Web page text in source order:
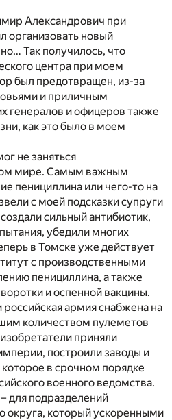
Александрович при
организовать новый
Так получилось, что
центра при моем
был предотвращен, из-за
и приличным
генералов и офицеров также
как это было в моем
не заняться
мире. Самым важным
пенициллина или чего-то на
с моей подсказки супруги
сильный антибиотик,
убедили многих
в Томске уже действует
с производственными
пенициллина, а также
и оспенной вакцины.
армия снабжена на
количеством пулеметов
приняли
построили заводы и
в срочном порядке
военного ведомства.
для подразделений
округа, который ускоренными